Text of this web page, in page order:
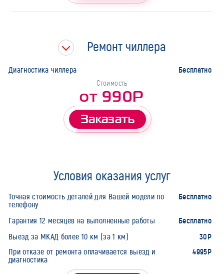
Ремонт чиллера
Диагностика чиллера Бесплатно
Стоимость
от 990Р
Заказать
Условия оказания услуг
Точная стоимость деталей для Вашей модели по
телефону
Бесплатно
Гарантия 12 месяцев на выполненные работы Бесплатно
Выезд за МКАД более 10 км (за 1 км) 30Р
При отказе от ремонта оплачивается выезд и
диагностика
4995Р